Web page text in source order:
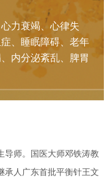
力衰竭、心律失
、睡眠障碍、老年
内分泌紊乱、脾胃
导师。国医大师邓铁涛教
承人广东首批平衡针王文